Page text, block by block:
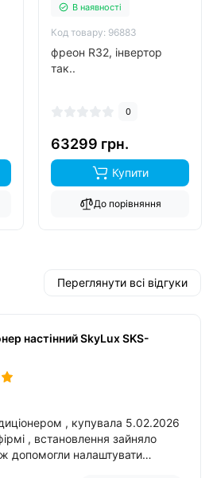
В наявності
Код товару: 96883
фреон R32, інвертор
так..
0
63299 грн.
Купити
До порівняння
Переглянути всі відгуки
настінний SkyLux SKS-
, купувала 5.02.2026